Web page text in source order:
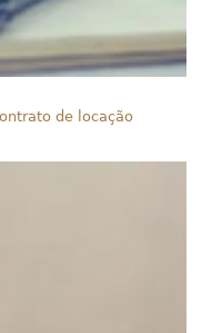
de locação